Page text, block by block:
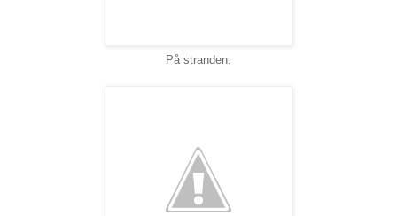
På stranden.